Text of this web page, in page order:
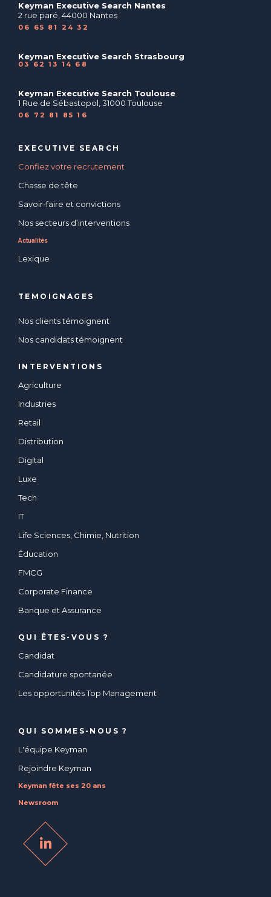
Keyman Executive Search Nantes
2 rue paré, 44000 Nantes
06 65 81 24 32
Keyman Executive Search Strasbourg
03 62 13 14 68
Keyman Executive Search Toulouse
1 Rue de Sébastopol, 31000 Toulouse
06 72 81 85 16
EXECUTIVE SEARCH
Confiez votre recrutement
Chasse de tête
Savoir-faire et convictions
Nos secteurs d’interventions
Actualités
Lexique
TEMOIGNAGES
Nos clients témoignent
Nos candidats témoignent
INTERVENTIONS
Agriculture
Industries
Retail
Distribution
Digital
Luxe
Tech
IT
Life Sciences, Chimie, Nutrition
Éducation
FMCG
Corporate Finance
Banque et Assurance
QUI ÊTES-VOUS ?
Candidat
Candidature spontanée
Les opportunités Top Management
QUI SOMMES-NOUS ?
L'équipe Keyman
Rejoindre Keyman
Keyman fête ses 20 ans
Newsroom